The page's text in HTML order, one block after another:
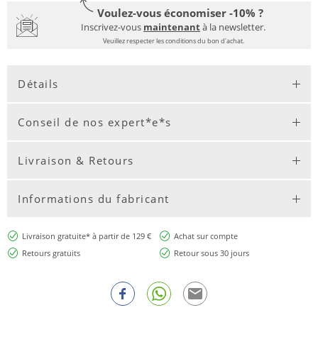
Voulez-vous économiser -10% ?
Inscrivez-vous maintenantà la newsletter.
Veuillez respecter les conditions du bon d'achat.
Détails
Conseil de nos expert*e*s
Livraison & Retours
Informations du fabricant
Livraison gratuite* à partir de 129 €
Achat sur compte
Retours gratuits
Retour sous 30 jours